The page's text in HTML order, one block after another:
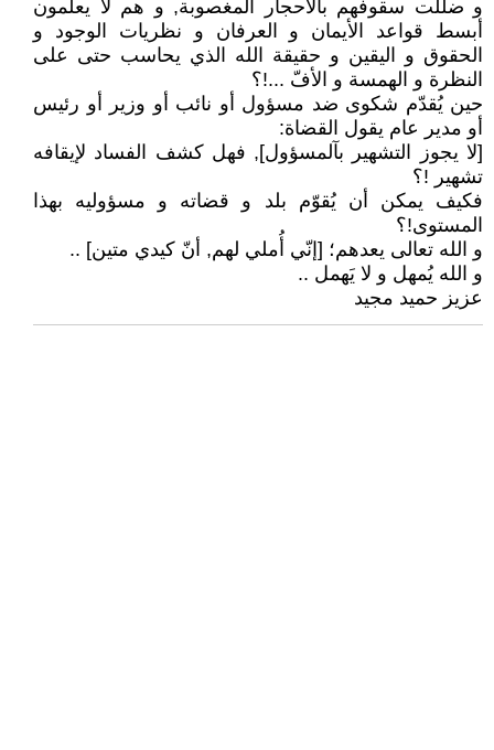
و ضللت سقوفهم بآلأحجار المغصوبة, و هم لا يعلمون
أبسط قواعد الأيمان و العرفان و نظريات الوجود و
الحقوق و اليقين و حقيقة الله الذي يحاسب حتى على
النظرة و الهمسة و الأفّ ...!؟
حين يُقدّم شكوى ضد مسؤول أو نائب أو وزير أو رئيس
أو مدير عام يقول القضاة:
[لا يجوز التشهير بآلمسؤول], فهل كشف الفساد لإيقافه
تشهير !؟
فكيف يمكن أن يُقوّم بلد و قضاته و مسؤوليه بهذا
المستوى!؟
و الله تعالى يعدهم؛ [إنّي أُملي لهم, أنّ كيدي متين] ..
و الله يُمهل و لا يَهمل ..
عزيز حميد مجيد